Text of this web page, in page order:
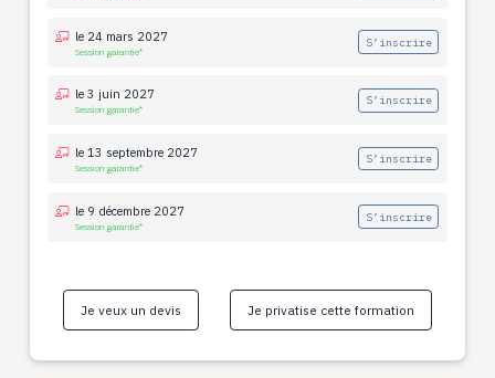
le 24 mars 2027
Session garantie*
S’inscrire
le 3 juin 2027
Session garantie*
S’inscrire
le 13 septembre 2027
Session garantie*
S’inscrire
le 9 décembre 2027
Session garantie*
S’inscrire
Je veux un devis Je privatise cette formation